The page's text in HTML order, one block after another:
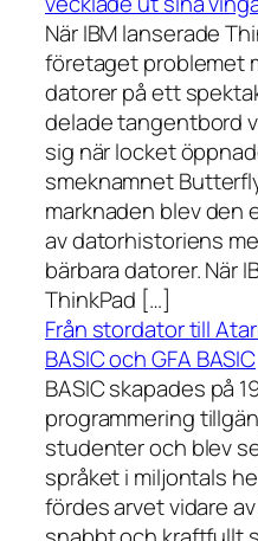
När IBM lanserade
företaget problemet
datorer på ett
delade tangentbord
sig när locket
smeknamnet
marknaden blev den
av datorhistoriens
bärbara datorer. När
ThinkPad […]
Från stordator till
BASIC och GFA BASIC
BASIC skapades på
programmering
studenter och blev
språket i miljontals
fördes arvet vidare av